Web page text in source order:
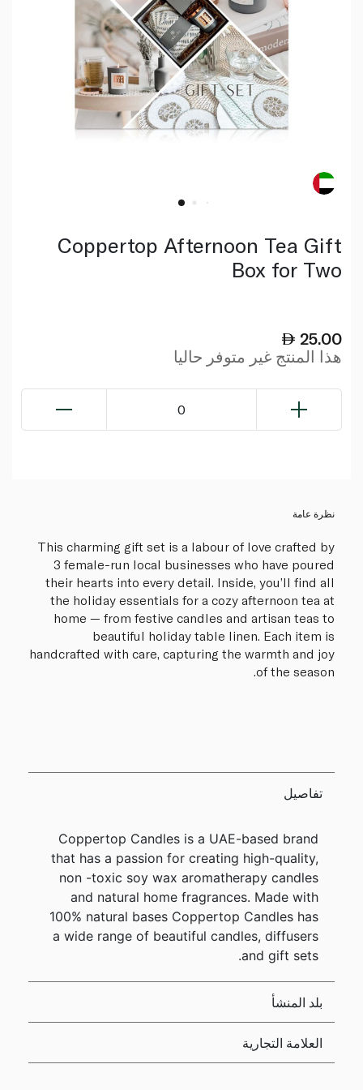
Coppertop Afternoon Tea Gift
Box for Two
25.00
هذا المنتج غير متوفر حاليا
0
نظرة عامة
This charming gift set is a labour of love crafted by
3 female-run local businesses who have poured
their hearts into every detail. Inside, you’ll find all
the holiday essentials for a cozy afternoon tea at
home — from festive candles and artisan teas to
beautiful holiday table linen. Each item is
handcrafted with care, capturing the warmth and joy
of the season.
تفاصيل
Coppertop Candles is a UAE-based brand
that has a passion for creating high-quality,
non -toxic soy wax aromatherapy candles
and natural home fragrances. Made with
100% natural bases Coppertop Candles has
a wide range of beautiful candles, diffusers
and gift sets.
بلد المنشأ
العلامة التجارية